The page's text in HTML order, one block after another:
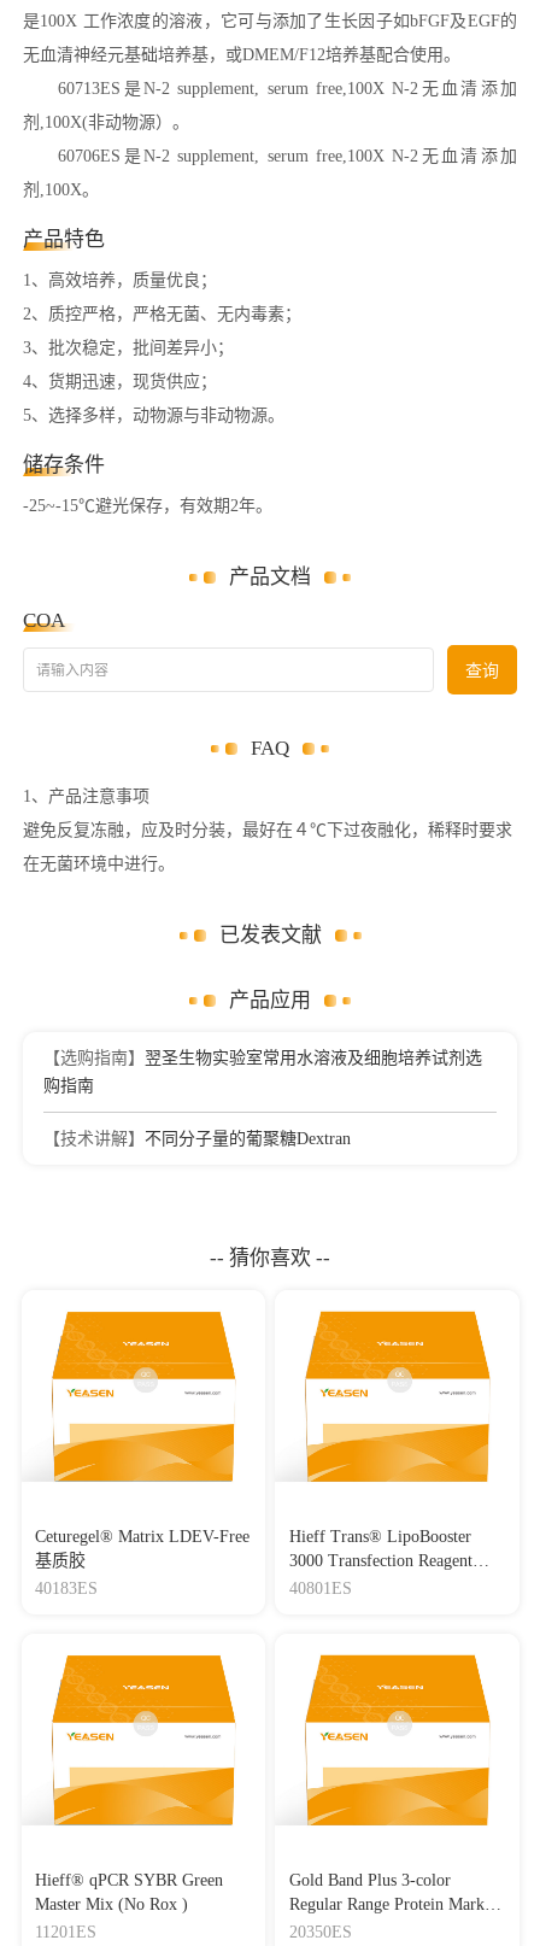
是100X 工作浓度的溶液，它可与添加了生长因子如bFGF及EGF的
无血清神经元基础培养基，或DMEM/F12培养基配合使用。
60713ES是N-2 supplement, serum free,100X N-2无血清添加
剂,100X(非动物源）。
60706ES是N-2 supplement, serum free,100X N-2无血清添加
剂,100X。
产品特色
1、高效培养，质量优良；
2、质控严格，严格无菌、无内毒素；
3、批次稳定，批间差异小；
4、货期迅速，现货供应；
5、选择多样，动物源与非动物源。
储存条件
-25~-15℃避光保存，有效期2年。
产品文档
COA
请输入内容 查询
FAQ
1、产品注意事项
避免反复冻融，应及时分装，最好在４℃下过夜融化，稀释时要求
在无菌环境中进行。
已发表文献
产品应用
【选购指南】 翌圣生物实验室常用水溶液及细胞培养试剂选
购指南
【技术讲解】 不同分子量的葡聚糖Dextran
-- 猜你喜欢 --
Ceturegel® Matrix LDEV-Free
基质胶
40183ES
Hieff Trans® LipoBooster
3000 Transfection Reagent
Lipo3000转染试剂
40801ES
Hieff® qPCR SYBR Green
Master Mix (No Rox )
11201ES
Gold Band Plus 3-color
Regular Range Protein Marker
(8-180 kDa) 三色预染蛋白质
20350ES